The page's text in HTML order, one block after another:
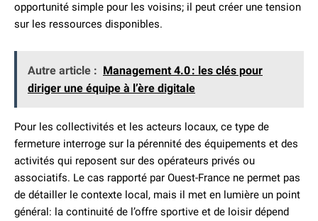
opportunité simple pour les voisins; il peut créer une tension
sur les ressources disponibles.
Autre article : Management 4.0 : les clés pour
diriger une équipe à l’ère digitale
Pour les collectivités et les acteurs locaux, ce type de
fermeture interroge sur la pérennité des équipements et des
activités qui reposent sur des opérateurs privés ou
associatifs. Le cas rapporté par Ouest-France ne permet pas
de détailler le contexte local, mais il met en lumière un point
général: la continuité de l’offre sportive et de loisir dépend